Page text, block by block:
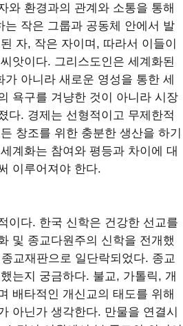
와 환경과의 관계와 소통을 통해
작은 그룹과 공동체 안에서 발
자, 작은 자이며, 따라서 이들이
앗이다. 그리스도인은 세계화된
아니라 새로운 영성을 통한 세
욕구를 겨냥한 것이 아니라 시장
다. 경제는 선형적이고 무제한적
창조를 위한 충분한 생산을 하기
계화는 참여와 평등과 차이에 대
이루어져야 한다.
이다. 한국 신학은 건강한 선교를
및 종교다원주의 신학을 전개했
교재판으로 일단락되었다. 종교
는지 궁금하다. 불교, 가톨릭, 개
배타적인 개신교의 태도를 위해
아닌가 생각한다. 만물을 연결시